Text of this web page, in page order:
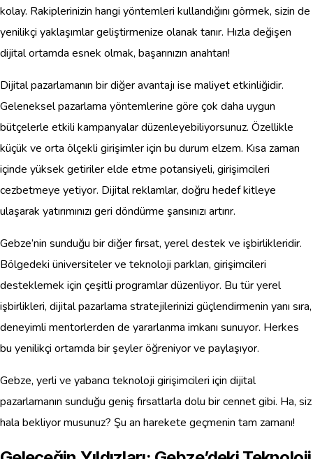
kolay. Rakiplerinizin hangi yöntemleri kullandığını görmek, sizin de
yenilikçi yaklaşımlar geliştirmenize olanak tanır. Hızla değişen
dijital ortamda esnek olmak, başarınızın anahtarı!
Dijital pazarlamanın bir diğer avantajı ise maliyet etkinliğidir.
Geleneksel pazarlama yöntemlerine göre çok daha uygun
bütçelerle etkili kampanyalar düzenleyebiliyorsunuz. Özellikle
küçük ve orta ölçekli girişimler için bu durum elzem. Kısa zaman
içinde yüksek getiriler elde etme potansiyeli, girişimcileri
cezbetmeye yetiyor. Dijital reklamlar, doğru hedef kitleye
ulaşarak yatırımınızı geri döndürme şansınızı artırır.
Gebze’nin sunduğu bir diğer fırsat, yerel destek ve işbirlikleridir.
Bölgedeki üniversiteler ve teknoloji parkları, girişimcileri
desteklemek için çeşitli programlar düzenliyor. Bu tür yerel
işbirlikleri, dijital pazarlama stratejilerinizi güçlendirmenin yanı sıra,
deneyimli mentorlerden de yararlanma imkanı sunuyor. Herkes
bu yenilikçi ortamda bir şeyler öğreniyor ve paylaşıyor.
Gebze, yerli ve yabancı teknoloji girişimcileri için dijital
pazarlamanın sunduğu geniş fırsatlarla dolu bir cennet gibi. Ha, siz
hala bekliyor musunuz? Şu an harekete geçmenin tam zamanı!